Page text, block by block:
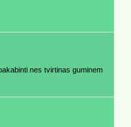
nes tvirtinas guminem